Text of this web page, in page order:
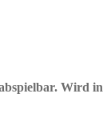
Wird in